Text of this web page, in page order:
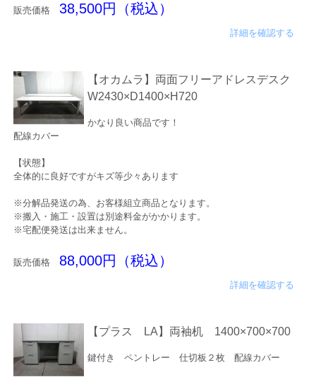
販売価格 38,500円（税込）
詳細を確認する
【オカムラ】両面フリーアドレスデスク
W2430×D1400×H720
かなり良い商品です！
配線カバー
【状態】
全体的に良好ですがキズ等少々あります
※分解品発送の為、お客様組立商品となります。
※搬入・施工・設置は別途料金がかかります。
※宅配便発送は出来ません。
販売価格 88,000円（税込）
詳細を確認する
【プラス LA】両袖机 1400×700×700
鍵付き ペントレー 仕切板２枚 配線カバー